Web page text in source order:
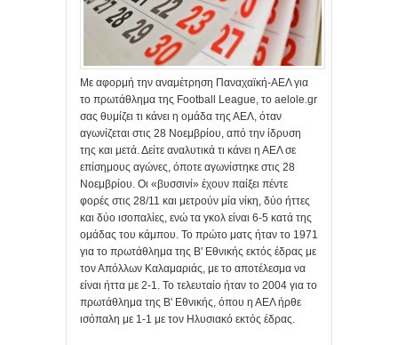
Με αφορμή την αναμέτρηση Παναχαϊκή-ΑΕΛ για
το πρωτάθλημα της Football League, το aelole.gr
σας θυμίζει τι κάνει η ομάδα της ΑΕΛ, όταν
αγωνίζεται στις 28 Νοεμβρίου, από την ίδρυση
της και μετά. Δείτε αναλυτικά τι κάνει η ΑΕΛ σε
επίσημους αγώνες, όποτε αγωνίστηκε στις 28
Νοεμβρίου. Οι «βυσσινί» έχουν παίξει πέντε
φορές στις 28/11 και μετρούν μία νίκη, δύο ήττες
και δύο ισοπαλίες, ενώ τα γκολ είναι 6-5 κατά της
ομάδας του κάμπου. Το πρώτο ματς ήταν το 1971
για το πρωτάθλημα της Β' Εθνικής εκτός έδρας με
τον Απόλλων Καλαμαριάς, με το αποτέλεσμα να
είναι ήττα με 2-1. Το τελευταίο ήταν το 2004 για το
πρωτάθλημα της Β' Εθνικής, όπου η ΑΕΛ ήρθε
ισόπαλη με 1-1 με τον Ηλυσιακό εκτός έδρας.